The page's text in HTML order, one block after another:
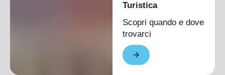
Turistica
Scopri quando e dove
trovarci